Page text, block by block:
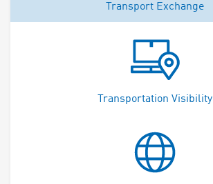
Transport Exchange
Transportation Visibility